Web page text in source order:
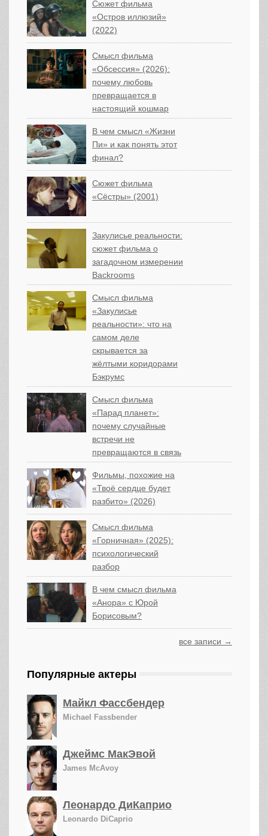
Сюжет фильма
«Остров иллюзий»
(2022)
Смысл фильма
«Обсессия» (2026):
почему любовь
превращается в
настоящий кошмар
В чем смысл «Жизни
Пи» и как понять этот
финал?
Сюжет фильма
«Сёстры» (2001)
Закулисье реальности:
сюжет фильма о
загадочном измерении
Backrooms
Смысл фильма
«Закулисье
реальности»: что на
самом деле
скрывается за
жёлтыми коридорами
Бэкрумс
Смысл фильма
«Парад планет»:
почему случайные
встречи не
превращаются в связь
Фильмы, похожие на
«Твоё сердце будет
разбито» (2026)
Смысл фильма
«Горничная» (2025):
психологический
разбор
В чем смысл фильма
«Анора» с Юрой
Борисовым?
все записи →
Популярные актеры
Майкл Фассбендер
Michael Fassbender
Джеймс МакЭвой
James McAvoy
Леонардо ДиКаприо
Leonardo DiCaprio